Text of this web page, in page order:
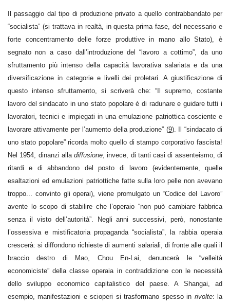
Il passaggio dal tipo di produzione privato a quello contrabbandato per
“socialista” (si trattava in realtà, in questa prima fase, del necessario e
forte concentramento delle forze produttive in mano allo Stato), è
segnato non a caso dall’introduzione del “lavoro a cottimo”, da uno
sfruttamento più intenso della capacità lavorativa salariata e da una
diversificazione in categorie e livelli dei proletari. A giustificazione di
questo intenso sfruttamento, si scriverà che: “Il supremo, costante
lavoro del sindacato in uno stato popolare è di radunare e guidare tutti i
lavoratori, tecnici e impiegati in una emulazione patriottica cosciente e
lavorare attivamente per l’aumento della produzione” (9). Il “sindacato di
uno stato popolare” ricorda molto quello di stampo corporativo fascista!
Nel 1954, dinanzi alladiffusione, invece, di tanti casi di assenteismo, di
ritardi e di abbandono del posto di lavoro (evidentemente, quelle
esaltazioni ed emulazioni patriottiche fatte sulla loro pelle non avevano
troppo... convinto gli operai), viene promulgato un “Codice del Lavoro”
avente lo scopo di stabilire che l’operaio “non può cambiare fabbrica
senza il visto dell’autorità”. Negli anni successivi, però, nonostante
l’ossessiva e mistificatoria propaganda “socialista”, la rabbia operaia
crescerà: si diffondono richieste di aumenti salariali, di fronte alle quali il
braccio destro di Mao, Chou En-Lai, denuncerà le “velleità
economiciste” della classe operaia in contraddizione con le necessità
dello sviluppo economico capitalistico del paese. A Shangai, ad
esempio, manifestazioni e scioperi si trasformano spesso in rivolte: la